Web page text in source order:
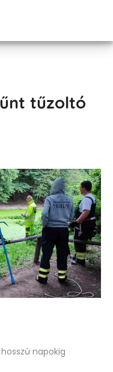
tűzoltó
napokig